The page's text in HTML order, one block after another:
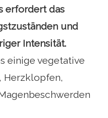
erfordert das
und
Intensität.
einige vegetative
Herzklopfen,